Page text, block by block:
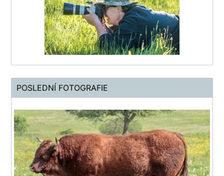
POSLEDNÍ FOTOGRAFIE